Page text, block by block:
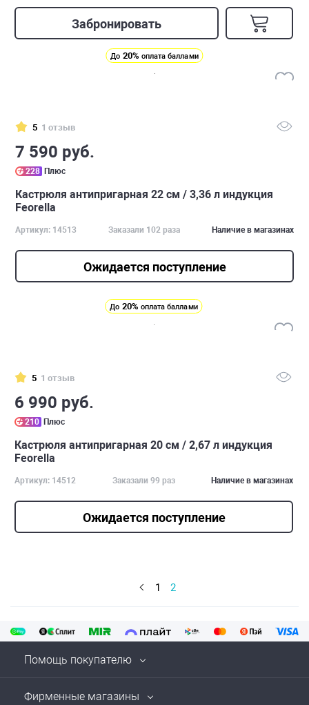
Забронировать
До 20% оплата баллами
5 1 отзыв
7 590 руб.
228 Плюс
Кастрюля антипригарная 22 см / 3,36 л индукция
Feorella
Артикул: 14513 Заказали 102 раза Наличие в магазинах
Ожидается поступление
До 20% оплата баллами
5 1 отзыв
6 990 руб.
210 Плюс
Кастрюля антипригарная 20 см / 2,67 л индукция
Feorella
Артикул: 14512 Заказали 99 раз Наличие в магазинах
Ожидается поступление
1 2
Помощь покупателю
Фирменные магазины